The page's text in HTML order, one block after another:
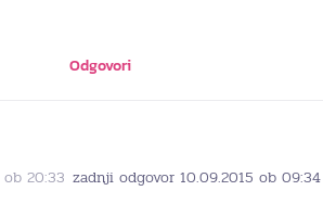
Odgovori
ob 20:33 zadnji odgovor 10.09.2015 ob 09:34